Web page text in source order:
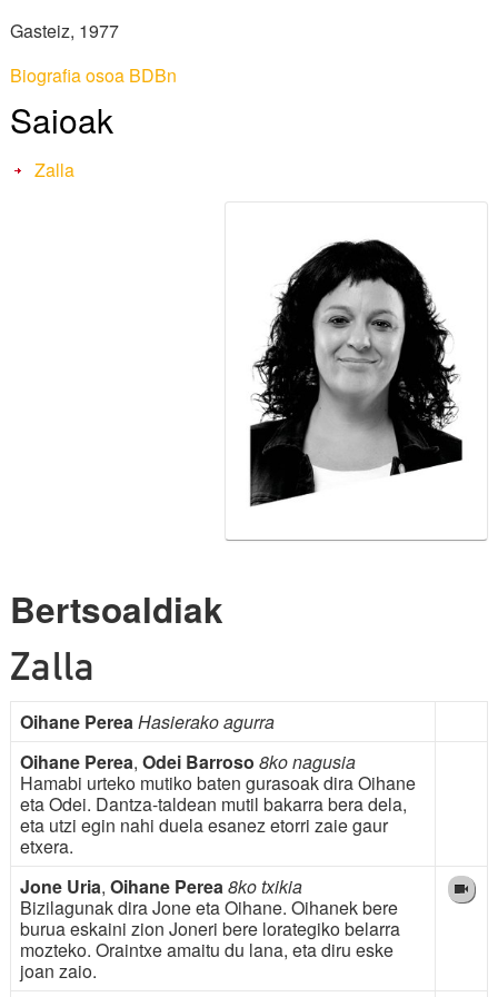
Bertsoa.eus (TB)
Ikasgela
Gasteiz, 1977
Biografia osoa BDBn
Saioak
Zalla
Bertsoaldiak
Zalla
Oihane PereaHasierako agurra
Oihane Perea, Odei Barroso 8ko nagusia
Hamabi urteko mutiko baten gurasoak dira Oihane
eta Odei. Dantza-taldean mutil bakarra bera dela,
eta utzi egin nahi duela esanez etorri zaie gaur
etxera.
Jone Uria, Oihane Perea8ko txikia
Bizilagunak dira Jone eta Oihane. Oihanek bere
burua eskaini zion Joneri bere lorategiko belarra
mozteko. Oraintxe amaitu du lana, eta diru eske
joan zaio.